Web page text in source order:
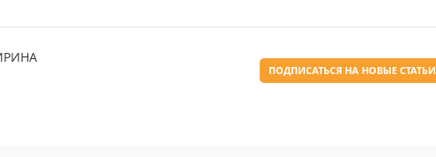
ПОДПИСАТЬСЯ НА НОВЫЕ СТАТЬИ